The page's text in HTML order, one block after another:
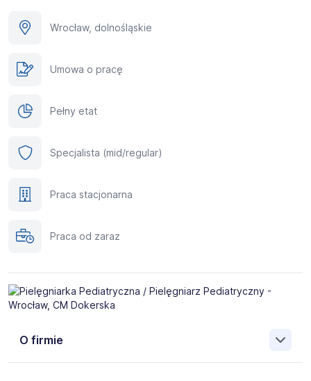
Wrocław, dolnośląskie
Umowa o pracę
Pełny etat
Specjalista (mid/regular)
Praca stacjonarna
Praca od zaraz
O firmie